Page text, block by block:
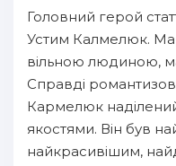
11
13
14
15
Головний герой
Устим Калмелюк.
вільною людиною,
Справді
Кармелюк
якостями. Він був
найкрасивішим,